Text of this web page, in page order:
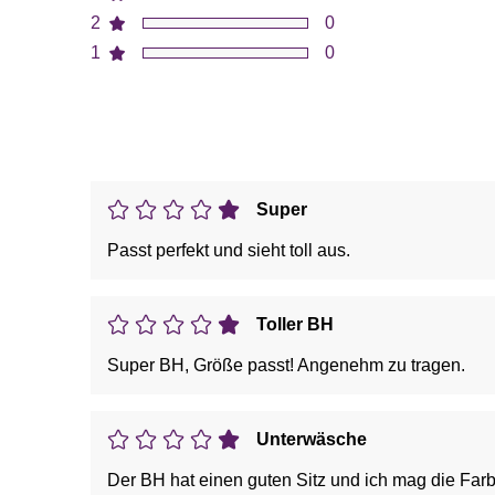
2
1
0
0
Super
Passt perfekt und sieht toll aus.
Toller BH
Super BH, Größe passt! Angenehm zu tragen.
Unterwäsche
Der BH hat einen guten Sitz und ich mag die